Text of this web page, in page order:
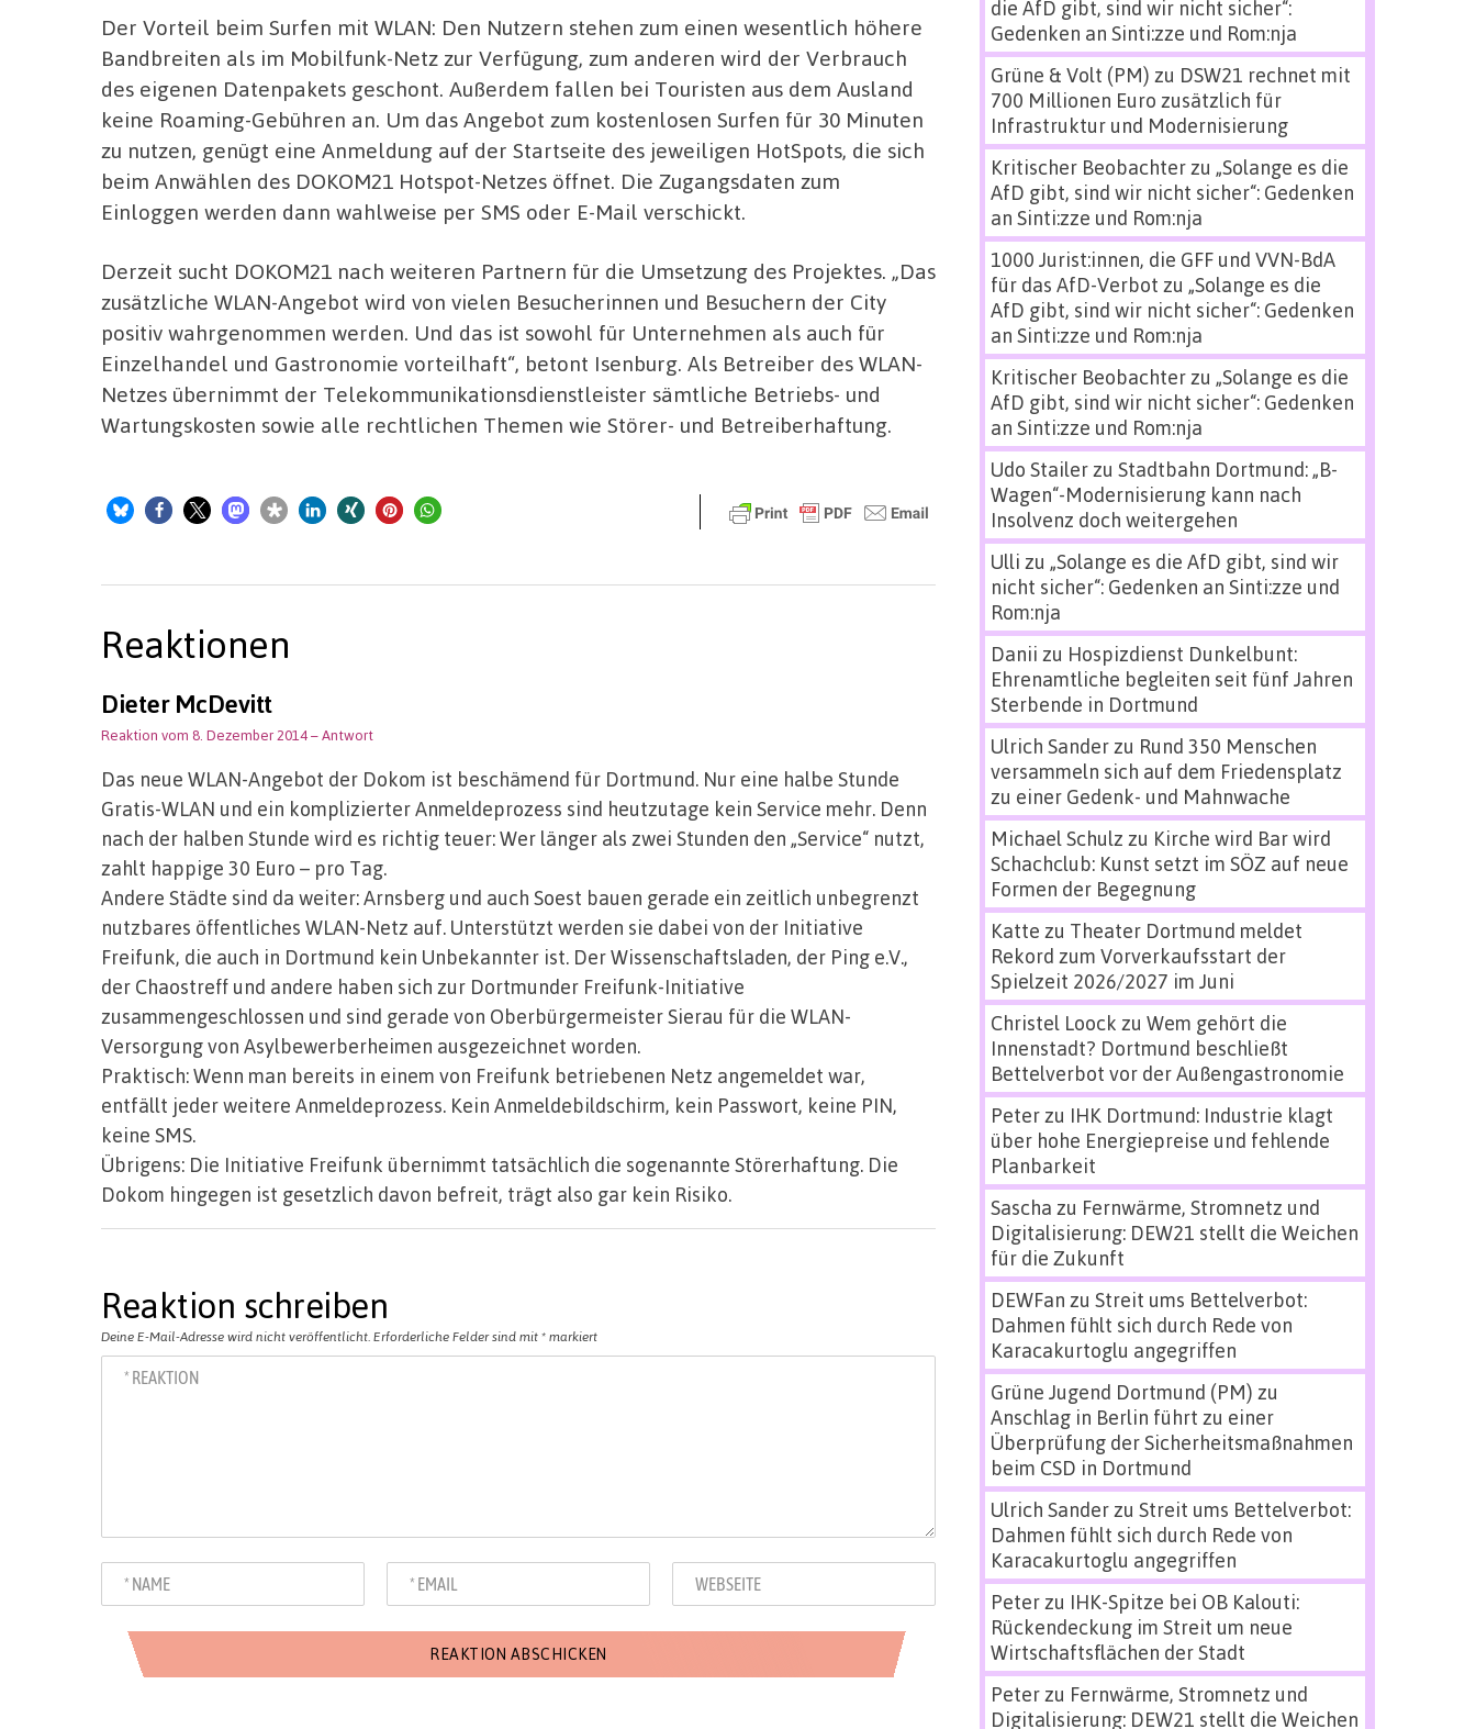
Der Vorteil beim Surfen mit WLAN: Den Nutzern stehen zum einen wesentlich höhere
Bandbreiten als im Mobilfunk-Netz zur Verfügung, zum anderen wird der Verbrauch
des eigenen Datenpakets geschont. Außerdem fallen bei Touristen aus dem Ausland
keine Roaming-Gebühren an. Um das Angebot zum kostenlosen Surfen für 30 Minuten
zu nutzen, genügt eine Anmeldung auf der Startseite des jeweiligen HotSpots, die sich
beim Anwählen des DOKOM21 Hotspot-Netzes öffnet. Die Zugangsdaten zum
Einloggen werden dann wahlweise per SMS oder E-Mail verschickt.
Derzeit sucht DOKOM21 nach weiteren Partnern für die Umsetzung des Projektes. „Das
zusätzliche WLAN-Angebot wird von vielen Besucherinnen und Besuchern der City
positiv wahrgenommen werden. Und das ist sowohl für Unternehmen als auch für
Einzelhandel und Gastronomie vorteilhaft“, betont Isenburg. Als Betreiber des WLAN-
Netzes übernimmt der Telekommunikationsdienstleister sämtliche Betriebs- und
Wartungskosten sowie alle rechtlichen Themen wie Störer- und Betreiberhaftung.
Reaktionen
Dieter McDevitt
Reaktion vom 8. Dezember 2014– Antwort
Das neue WLAN-Angebot der Dokom ist beschämend für Dortmund. Nur eine halbe Stunde
Gratis-WLAN und ein komplizierter Anmeldeprozess sind heutzutage kein Service mehr. Denn
nach der halben Stunde wird es richtig teuer: Wer länger als zwei Stunden den „Service“ nutzt,
zahlt happige 30 Euro – pro Tag.
Andere Städte sind da weiter: Arnsberg und auch Soest bauen gerade ein zeitlich unbegrenzt
nutzbares öffentliches WLAN-Netz auf. Unterstützt werden sie dabei von der Initiative
Freifunk, die auch in Dortmund kein Unbekannter ist. Der Wissenschaftsladen, der Ping e.V.,
der Chaostreff und andere haben sich zur Dortmunder Freifunk-Initiative
zusammengeschlossen und sind gerade von Oberbürgermeister Sierau für die WLAN-
Versorgung von Asylbewerberheimen ausgezeichnet worden.
Praktisch: Wenn man bereits in einem von Freifunk betriebenen Netz angemeldet war,
entfällt jeder weitere Anmeldeprozess. Kein Anmeldebildschirm, kein Passwort, keine PIN,
keine SMS.
Übrigens: Die Initiative Freifunk übernimmt tatsächlich die sogenannte Störerhaftung. Die
Dokom hingegen ist gesetzlich davon befreit, trägt also gar kein Risiko.
Reaktion schreiben
Deine E-Mail-Adresse wird nicht veröffentlicht. Erforderliche Felder sind mit * markiert
die AfD gibt, sind wir nicht sicher“:
Gedenken an Sinti:zze und Rom:nja
Grüne & Volt (PM) zu DSW21 rechnet mit
700 Millionen Euro zusätzlich für
Infrastruktur und Modernisierung
Kritischer Beobachterzu „Solange es die
AfD gibt, sind wir nicht sicher“: Gedenken
an Sinti:zze und Rom:nja
1000 Jurist:innen, die GFF und VVN-BdA
für das AfD-Verbot zu „Solange es die
AfD gibt, sind wir nicht sicher“: Gedenken
an Sinti:zze und Rom:nja
Kritischer Beobachterzu „Solange es die
AfD gibt, sind wir nicht sicher“: Gedenken
an Sinti:zze und Rom:nja
Udo Stailerzu Stadtbahn Dortmund: „B-
Wagen“-Modernisierung kann nach
Insolvenz doch weitergehen
Ulli zu „Solange es die AfD gibt, sind wir
nicht sicher“: Gedenken an Sinti:zze und
Rom:nja
Danii zu Hospizdienst Dunkelbunt:
Ehrenamtliche begleiten seit fünf Jahren
Sterbende in Dortmund
Ulrich Sanderzu Rund 350 Menschen
versammeln sich auf dem Friedensplatz
zu einer Gedenk- und Mahnwache
Michael Schulz zu Kirche wird Bar wird
Schachclub: Kunst setzt im SÖZ auf neue
Formen der Begegnung
Katte zu Theater Dortmund meldet
Rekord zum Vorverkaufsstart der
Spielzeit 2026/2027 im Juni
Christel Loock zu Wem gehört die
Innenstadt? Dortmund beschließt
Bettelverbot vor der Außengastronomie
Peterzu IHK Dortmund: Industrie klagt
über hohe Energiepreise und fehlende
Planbarkeit
Sascha zu Fernwärme, Stromnetz und
Digitalisierung: DEW21 stellt die Weichen
für die Zukunft
DEWFan zu Streit ums Bettelverbot:
Dahmen fühlt sich durch Rede von
Karacakurtoglu angegriffen
Grüne Jugend Dortmund (PM) zu
Anschlag in Berlin führt zu einer
Überprüfung der Sicherheitsmaßnahmen
beim CSD in Dortmund
Ulrich Sanderzu Streit ums Bettelverbot:
Dahmen fühlt sich durch Rede von
Karacakurtoglu angegriffen
Peterzu IHK-Spitze bei OB Kalouti:
Rückendeckung im Streit um neue
Wirtschaftsflächen der Stadt
Peterzu Fernwärme, Stromnetz und
Digitalisierung: DEW21 stellt die Weichen